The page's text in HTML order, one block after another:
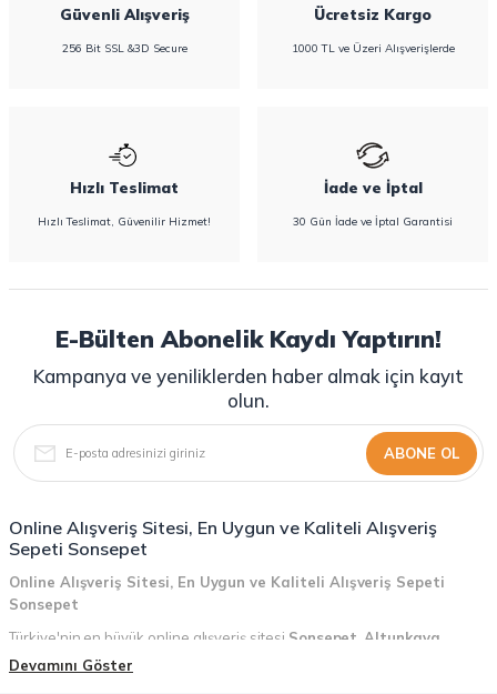
Güvenli Alışveriş
256 Bit SSL &3D Secure
Ücretsiz Kargo
1000 TL ve Üzeri Alışverişlerde
Hızlı Teslimat
Hızlı Teslimat, Güvenilir Hizmet!
İade ve İptal
30 Gün İade ve İptal Garantisi
E-Bülten Abonelik Kaydı Yaptırın!
Kampanya ve yeniliklerden haber almak için kayıt
olun.
ABONE OL
Online Alışveriş Sitesi, En Uygun ve Kaliteli Alışveriş
Sepeti Sonsepet
Online Alışveriş Sitesi, En Uygun ve Kaliteli Alışveriş Sepeti
Sonsepet
Türkiye'nin en büyük online alışveriş sitesi Sonsepet Altunkaya
Holdinggüvencesiyle hizmet vermektedir! Sonsepet, online alışveriş
Devamını Göster